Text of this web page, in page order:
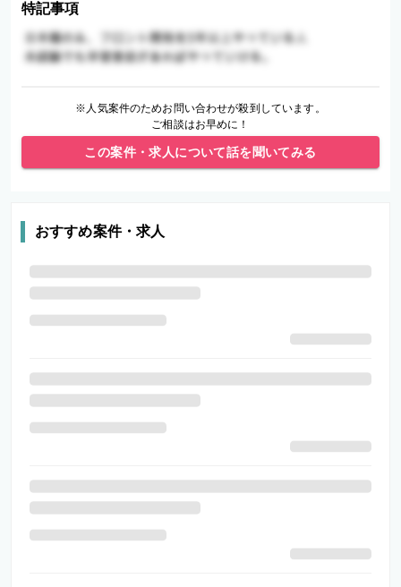
特記事項
※人気案件のためお問い合わせが殺到しています。
ご相談はお早めに！
この案件・求人について話を聞いてみる
おすすめ案件・求人